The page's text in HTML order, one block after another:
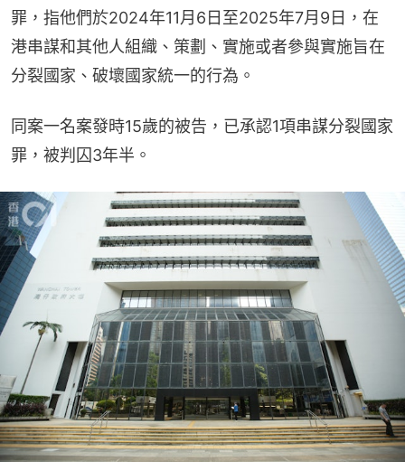
罪，指他們於2024年11月6日至2025年7月9日，在
港串謀和其他人組織、策劃、實施或者參與實施旨在
分裂國家、破壞國家統一的行為。
同案一名案發時15歲的被告，已承認1項串謀分裂國家
罪，被判囚3年半。